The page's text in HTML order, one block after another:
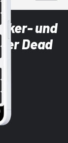
und
Dead